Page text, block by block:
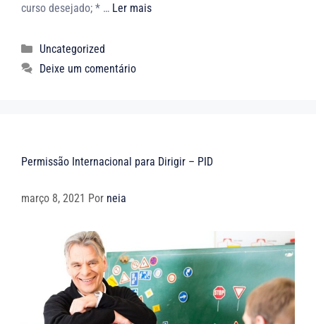
curso desejado; * … Ler mais
Uncategorized
Deixe um comentário
Permissão Internacional para Dirigir – PID
março 8, 2021 Por neia